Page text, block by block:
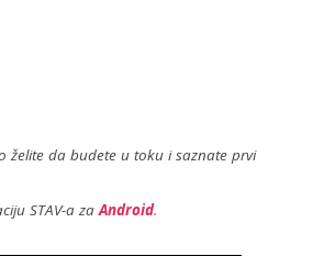
želite da budete u toku i saznate prvi
STAV-a zaAndroid.